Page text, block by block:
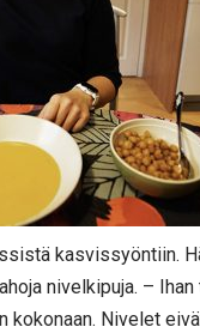
kasvissyöntiin.
nivelkipuja. –
kokonaan. Nivelet